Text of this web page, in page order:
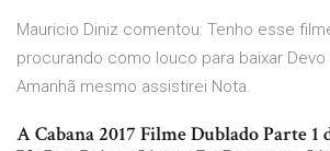
Mauricio Diniz comentou: Tenho esse
procurando como louco para baixar
Amanhã mesmo assistirei Nota.
A Cabana 2017 Filme Dublado Parte 1